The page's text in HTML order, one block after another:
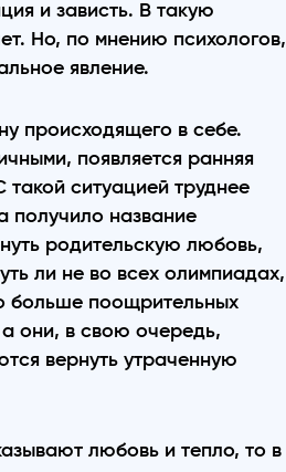
и зависть. В такую
Но, по мнению психологов,
явление.
происходящего в себе.
появляется ранняя
ситуацией труднее
получило название
родительскую любовь,
ли не во всех олимпиадах,
больше поощрительных
они, в свою очередь,
вернуть утраченную
любовь и тепло, то в